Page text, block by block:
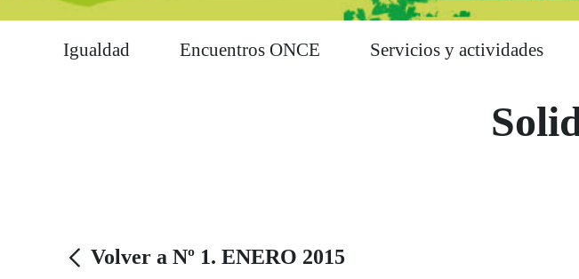
Igualdad Encuentros ONCE Servicios y actividades
Volver a Nº 1. ENERO 2015